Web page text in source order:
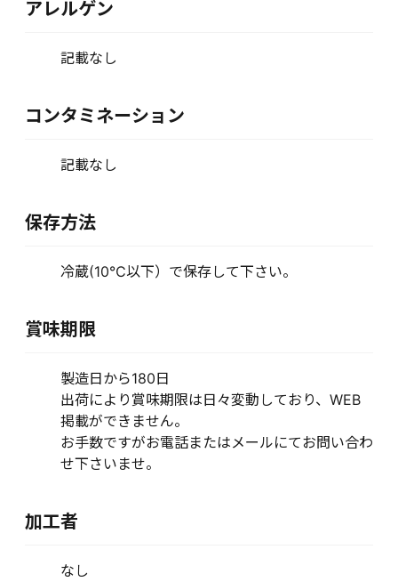
アレルゲン
記載なし
コンタミネーション
記載なし
保存方法
冷蔵(10℃以下）で保存して下さい。
賞味期限
製造日から180日
出荷により賞味期限は日々変動しており、WEB
掲載ができません。
お手数ですがお電話またはメールにてお問い合わ
せ下さいませ。
加工者
なし